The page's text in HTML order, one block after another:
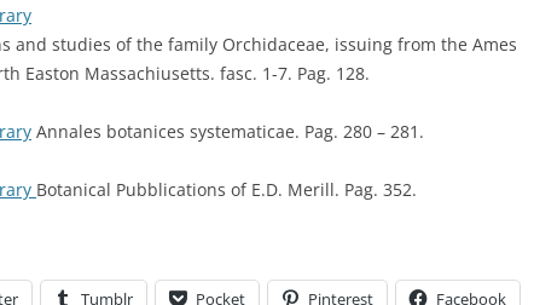
and studies of the family Orchidaceae, issuing from the Ames
Easton Massachiusetts. fasc. 1-7. Pag. 128.
Annales botanices systematicae. Pag. 280 – 281.
Botanical Pubblications of E.D. Merill. Pag. 352.
Tumblr Pocket Pinterest Facebook